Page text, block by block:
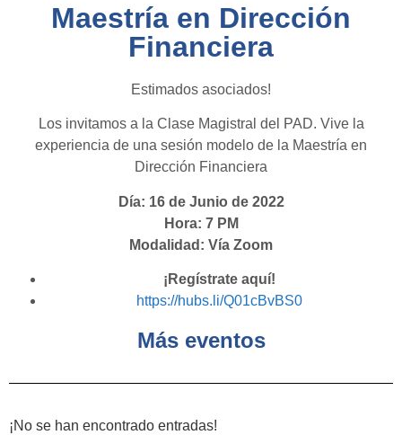
Maestría en Dirección
Financiera
Estimados asociados!
Los invitamos a la Clase Magistral del PAD. Vive la
experiencia de una sesión modelo de la Maestría en
Dirección Financiera
Día: 16 de Junio de 2022
Hora: 7 PM
Modalidad: Vía Zoom
¡Regístrate aquí!
https://hubs.li/Q01cBvBS0
Más eventos
¡No se han encontrado entradas!